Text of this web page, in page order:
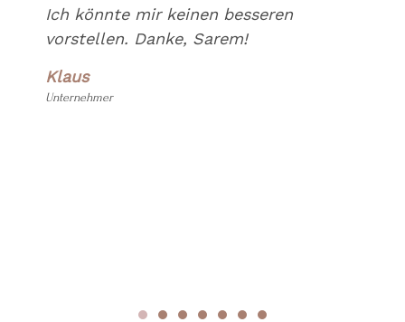
Ich könnte mir keinen besseren
vorstellen. Danke, Sarem!
Klaus
Unternehmer